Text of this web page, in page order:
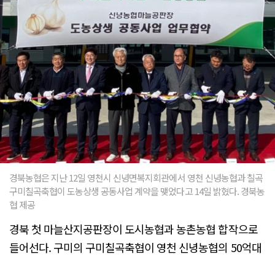
경북농협은 지난 12일 영천시 신녕면복지회관에서 영천 신녕농협과 칠곡
구미칠곡축협이 도농상생 공동사업 계약을 맺었다고 14일 밝혔다. 경북농
협 제공
경북 첫 마늘산지공판장이 도시농협과 농촌농협 합작으로
들어선다. 구미의 구미칠곡축협이 영천 신녕농협의 50억대